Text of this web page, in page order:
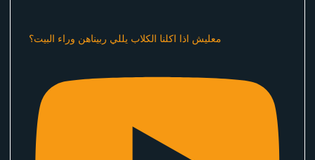
معليش اذا اكلنا الكلاب يللي ربيناهن وراء البيت؟